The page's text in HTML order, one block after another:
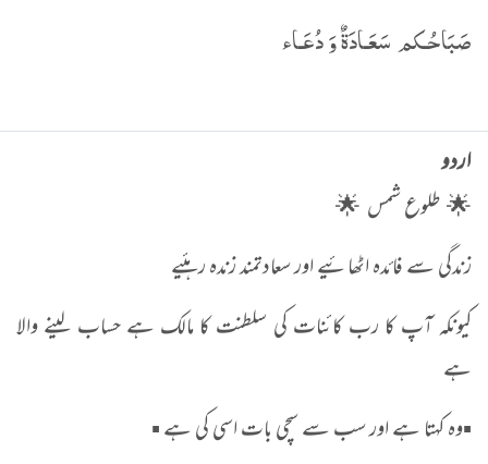
صَبَاحُـكم سَعَـادَةٌ وَ دُعَـاء
اردو
🌟 طلوع شمس 🌟
زندگی سے فائدہ اٹھائیے اور سعادتمند زندہ رہئیے
کیونکہ آپ کا رب کائنات کی سلطنت کا مالک ہے حساب لینے والا
ہے
▪️وہ کہتا ہے اور سب سے سچی بات اسی کی ہے ▪️